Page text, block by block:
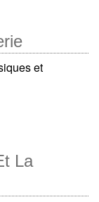
et
La